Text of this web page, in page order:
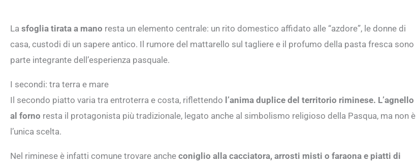
La sfoglia tirata a mano resta un elemento centrale: un rito domestico affidato alle “azdore”, le donne di
casa, custodi di un sapere antico. Il rumore del mattarello sul tagliere e il profumo della pasta fresca sono
parte integrante dell’esperienza pasquale.
I secondi: tra terra e mare
Il secondo piatto varia tra entroterra e costa, riflettendo l’anima duplice del territorio riminese. L’agnello
al forno resta il protagonista più tradizionale, legato anche al simbolismo religioso della Pasqua, ma non è
l’unica scelta.
Nel riminese è infatti comune trovare anche coniglio alla cacciatora, arrosti misti o faraona e piatti di